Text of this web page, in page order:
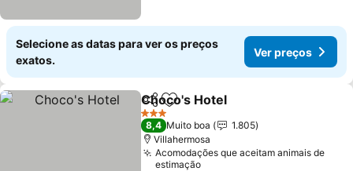
Selecione as datas para ver os preços
exatos.
Ver preços
PartilharAdicionar aos favoritos
Choco's Hotel
3 Estrelas
8,4 Muito boa
1.805
Villahermosa
Acomodações que aceitam animais de
estimação